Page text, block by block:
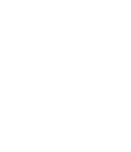
金会
总会
总会
总会
公益集市义卖善款
老师爱心捐赠
总会
心捐赠